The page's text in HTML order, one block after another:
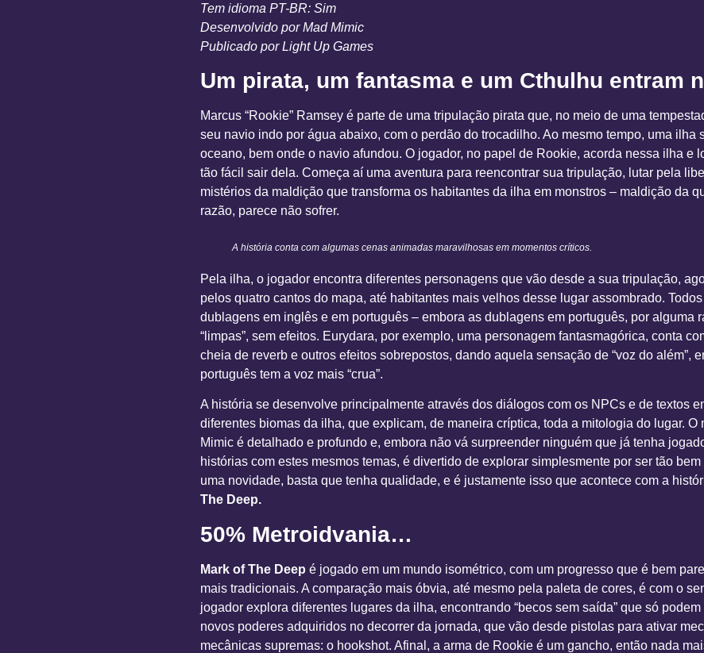
Tem idioma PT-BR: Sim
Desenvolvido por Mad Mimic
Publicado por Light Up Games
Um pirata, um fantasma e um Cthulhu entram
Marcus “Rookie” Ramsey é parte de uma tripulação pirata que, no meio de uma
seu navio indo por água abaixo, com o perdão do trocadilho. Ao mesmo tempo, uma ilha
oceano, bem onde o navio afundou. O jogador, no papel de Rookie, acorda nessa ilha e
tão fácil sair dela. Começa aí uma aventura para reencontrar sua tripulação, lutar pela
mistérios da maldição que transforma os habitantes da ilha em monstros – maldição da
razão, parece não sofrer.
A história conta com algumas cenas animadas maravilhosas em momentos críticos.
Pela ilha, o jogador encontra diferentes personagens que vão desde a sua tripulação,
pelos quatro cantos do mapa, até habitantes mais velhos desse lugar assombrado.
dublagens em inglês e em português – embora as dublagens em português, por alguma
“limpas”, sem efeitos. Eurydara, por exemplo, uma personagem fantasmagórica, conta
cheia de reverb e outros efeitos sobrepostos, dando aquela sensação de “voz do além”,
português tem a voz mais “crua”.
A história se desenvolve principalmente através dos diálogos com os NPCs e de textos
diferentes biomas da ilha, que explicam, de maneira críptica, toda a mitologia do lugar. O
Mimic é detalhado e profundo e, embora não vá surpreender ninguém que já tenha
histórias com estes mesmos temas, é divertido de explorar simplesmente por ser tão
uma novidade, basta que tenha qualidade, e é justamente isso que acontece com a
The Deep.
50% Metroidvania…
Mark of The Deep é jogado em um mundo isométrico, com um progresso que é bem
mais tradicionais. A comparação mais óbvia, até mesmo pela paleta de cores, é com o
jogador explora diferentes lugares da ilha, encontrando “becos sem saída” que só
novos poderes adquiridos no decorrer da jornada, que vão desde pistolas para ativar
mecânicas supremas: o hookshot. Afinal, a arma de Rookie é um gancho, então nada